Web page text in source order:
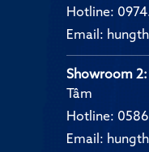
Hotline:
Email:
Showroom 2:
Tâm
Hotline: 0586
Email: